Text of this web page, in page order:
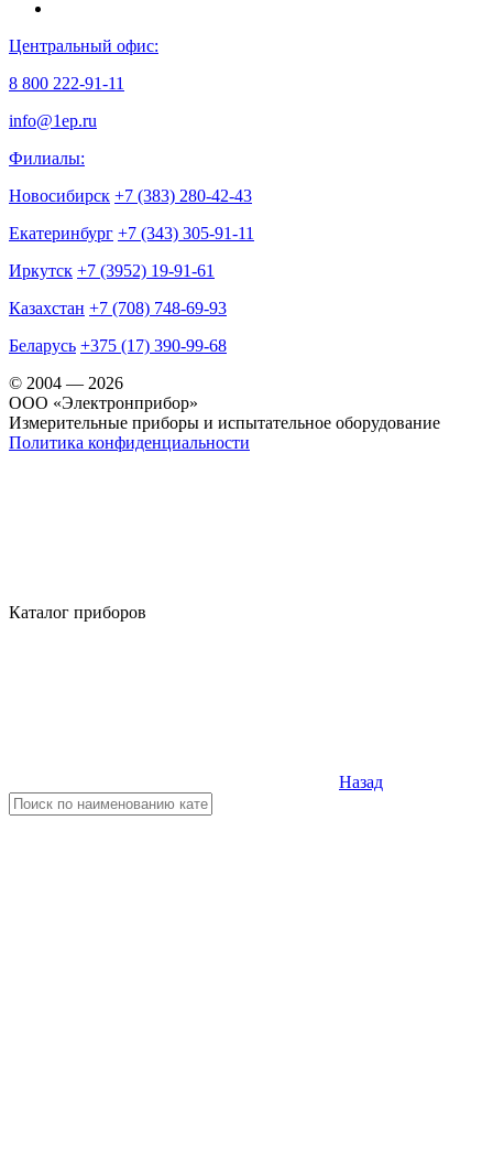
Центральный офис:
8 800 222-91-11
info@1ep.ru
Филиалы:
Новосибирск +7 (383) 280-42-43
Екатеринбург +7 (343) 305-91-11
Иркутск +7 (3952) 19-91-61
Казахстан +7 (708) 748-69-93
Беларусь +375 (17) 390-99-68
© 2004 — 2026
OOO «Электронприбор»
Измерительные приборы и испытательное оборудование
Политика конфиденциальности
Каталог приборов
Назад